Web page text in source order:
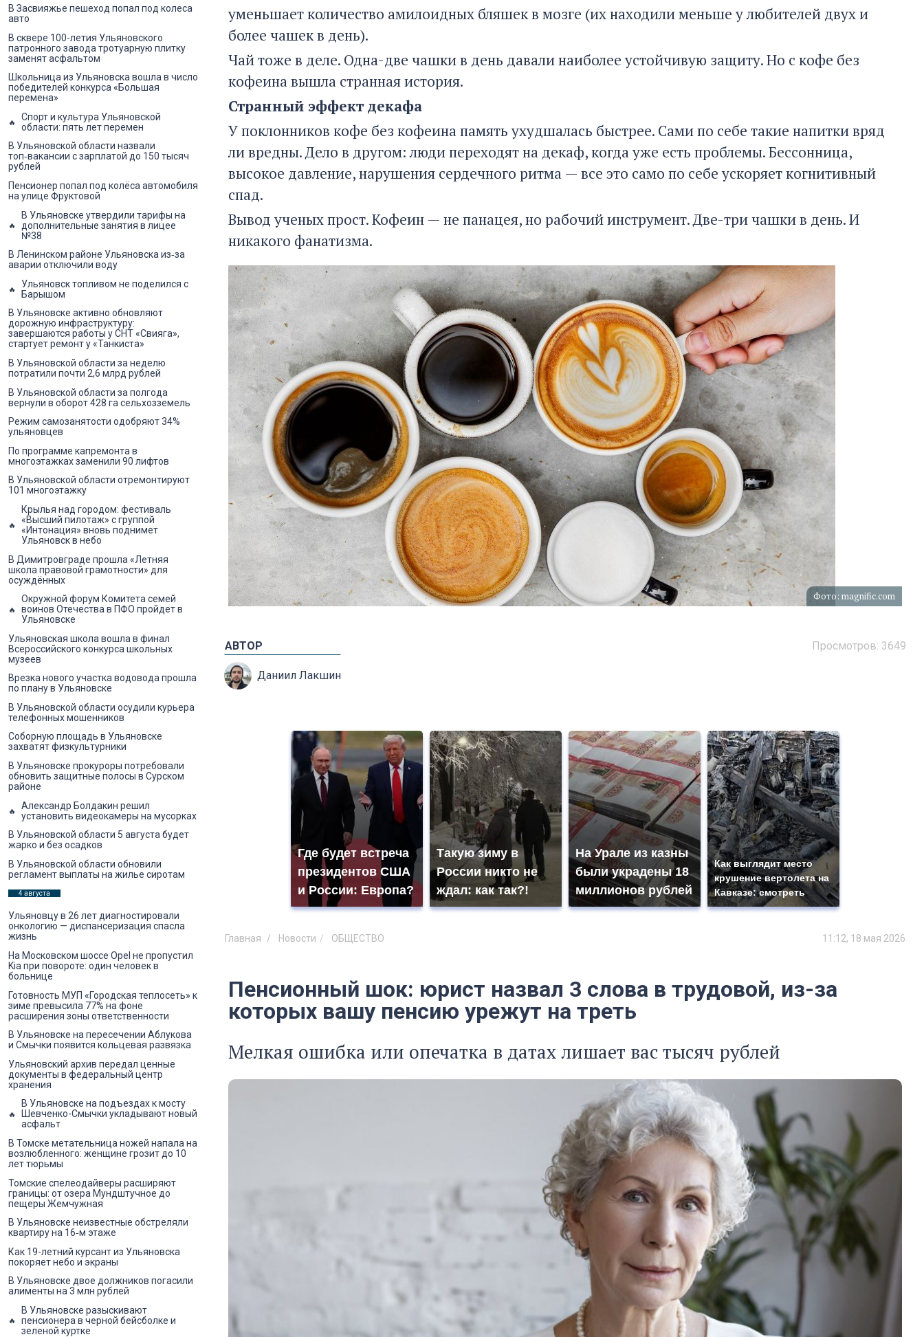
уменьшает количество амилоидных бляшек в мозге (их находили меньше у любителей двух и
более чашек в день).
Чай тоже в деле. Одна-две чашки в день давали наиболее устойчивую защиту. Но с кофе без
кофеина вышла странная история.
Странный эффект декафа
У поклонников кофе без кофеина память ухудшалась быстрее. Сами по себе такие напитки вряд
ли вредны. Дело в другом: люди переходят на декаф, когда уже есть проблемы. Бессонница,
высокое давление, нарушения сердечного ритма — все это само по себе ускоряет когнитивный
спад.
Вывод ученых прост. Кофеин — не панацея, но рабочий инструмент. Две-три чашки в день. И
никакого фанатизма.
Фото: magnific.com
Просмотров: 3649
АВТОР
Даниил Лакшин
Где будет встреча
президентов США
и России: Европа?
Такую зиму в
России никто не
ждал: как так?!
На Урале из казны
были украдены 18
миллионов рублей
Как выглядит место
крушение вертолета на
Кавказе: смотреть
Главная Новости ОБЩЕСТВО 11:12, 18 мая 2026
Пенсионный шок: юрист назвал 3 слова в трудовой, из-за
которых вашу пенсию урежут на треть
Мелкая ошибка или опечатка в датах лишает вас тысяч рублей
В Засвияжье пешеход попал под колеса
авто
В сквере 100-летия Ульяновского
патронного завода тротуарную плитку
заменят асфальтом
Школьница из Ульяновска вошла в число
победителей конкурса «Большая
перемена»
Спорт и культура Ульяновской
области: пять лет перемен
В Ульяновской области назвали
топ‑вакансии с зарплатой до 150 тысяч
рублей
Пенсионер попал под колёса автомобиля
на улице Фруктовой
В Ульяновске утвердили тарифы на
дополнительные занятия в лицее
№38
В Ленинском районе Ульяновска из‑за
аварии отключили воду
Ульяновск топливом не поделился с
Барышом
В Ульяновске активно обновляют
дорожную инфраструктуру:
завершаются работы у СНТ «Свияга»,
стартует ремонт у «Танкиста»
В Ульяновской области за неделю
потратили почти 2,6 млрд рублей
В Ульяновской области за полгода
вернули в оборот 428 га сельхозземель
Режим самозанятости одобряют 34%
ульяновцев
По программе капремонта в
многоэтажках заменили 90 лифтов
В Ульяновской области отремонтируют
101 многоэтажку
Крылья над городом: фестиваль
«Высший пилотаж» с группой
«Интонация» вновь поднимет
Ульяновск в небо
В Димитровграде прошла «Летняя
школа правовой грамотности» для
осуждённых
Окружной форум Комитета семей
воинов Отечества в ПФО пройдет в
Ульяновске
Ульяновская школа вошла в финал
Всероссийского конкурса школьных
музеев
Врезка нового участка водовода прошла
по плану в Ульяновске
В Ульяновской области осудили курьера
телефонных мошенников
Соборную площадь в Ульяновске
захватят физкультурники
В Ульяновске прокуроры потребовали
обновить защитные полосы в Сурском
районе
Александр Болдакин решил
установить видеокамеры на мусорках
В Ульяновской области 5 августа будет
жарко и без осадков
В Ульяновской области обновили
регламент выплаты на жилье сиротам
4 августа
Ульяновцу в 26 лет диагностировали
онкологию — диспансеризация спасла
жизнь
На Московском шоссе Opel не пропустил
Kia при повороте: один человек в
больнице
Готовность МУП «Городская теплосеть» к
зиме превысила 77% на фоне
расширения зоны ответственности
В Ульяновске на пересечении Аблукова
и Смычки появится кольцевая развязка
Ульяновский архив передал ценные
документы в федеральный центр
хранения
В Ульяновске на подъездах к мосту
Шевченко-Смычки укладывают новый
асфальт
В Томске метательница ножей напала на
возлюбленного: женщине грозит до 10
лет тюрьмы
Томские спелеодайверы расширяют
границы: от озера Мундштучное до
пещеры Жемчужная
В Ульяновске неизвестные обстреляли
квартиру на 16‑м этаже
Как 19-летний курсант из Ульяновска
покоряет небо и экраны
В Ульяновске двое должников погасили
алименты на 3 млн рублей
В Ульяновске разыскивают
пенсионера в черной бейсболке и
зеленой куртке